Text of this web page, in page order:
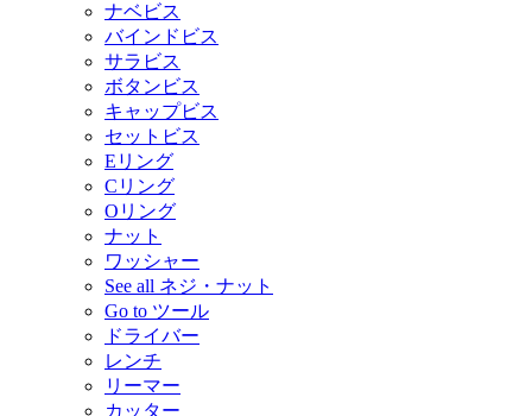
ナベビス
バインドビス
サラビス
ボタンビス
キャップビス
セットビス
Eリング
Cリング
Oリング
ナット
ワッシャー
See all ネジ・ナット
Go to ツール
ドライバー
レンチ
リーマー
カッター